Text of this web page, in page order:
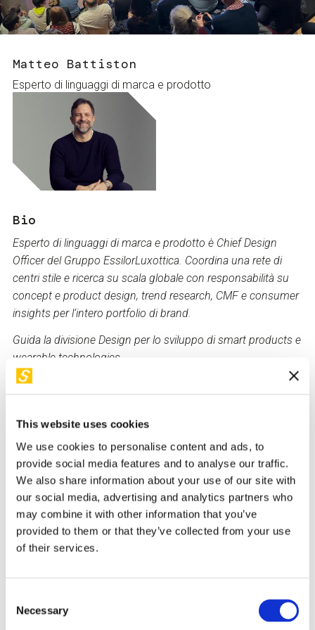
This website uses cookies
We use cookies to personalise content and ads, to
provide social media features and to analyse our traffic.
We also share information about your use of our site with
our social media, advertising and analytics partners who
may combine it with other information that you’ve
provided to them or that they’ve collected from your use
of their services.
Selection
Necessary
Services and accessibility
Contact us
Tickets
Matteo Battiston
Esperto di linguaggi di marca e prodotto
Bio
Esperto di linguaggi di marca e prodotto è Chief Design
Officer del Gruppo EssilorLuxottica. Coordina una rete di
centri stile e ricerca su scala globale con responsabilità su
concept e product design, trend research, CMF e consumer
insights per l’intero portfolio di brand.
Guida la divisione Design per lo sviluppo di smart products e
wearable technologies.
In passato ha ricoperto incarichi di direzione dell'Istituto
Comunicazione e management.
E’ membro di diversi Advisory Board di agenzie creative e
Accademie di Design e Moda
Back to "I nostri relatori"